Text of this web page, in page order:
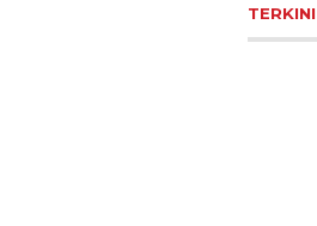
TERKINI